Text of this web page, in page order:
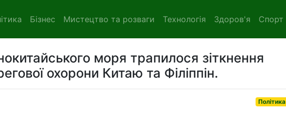
Бізнес Мистецтво та розваги Технологія Здоров'я Спорт
моря трапилося зіткнення
охорони Китаю та Філіппін.
Політика